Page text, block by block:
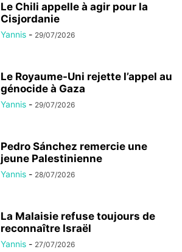
Le Chili appelle à agir pour la
Cisjordanie
Yannis - 29/07/2026
Le Royaume-Uni rejette l’appel au
génocide à Gaza
Yannis - 29/07/2026
Pedro Sánchez remercie une
jeune Palestinienne
Yannis - 28/07/2026
La Malaisie refuse toujours de
reconnaître Israël
Yannis - 27/07/2026